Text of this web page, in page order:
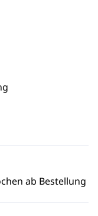
ab Bestellung